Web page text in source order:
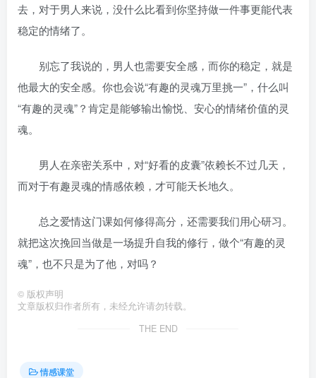
去，对于男人来说，没什么比看到你坚持做一件事更能代表
稳定的情绪了。
别忘了我说的，男人也需要安全感，而你的稳定，就是
他最大的安全感。你也会说“有趣的灵魂万里挑一”，什么叫
“有趣的灵魂”？肯定是能够输出愉悦、安心的情绪价值的灵
魂。
男人在亲密关系中，对“好看的皮囊”依赖长不过几天，
而对于有趣灵魂的情感依赖，才可能天长地久。
总之爱情这门课如何修得高分，还需要我们用心研习。
就把这次挽回当做是一场提升自我的修行，做个“有趣的灵
魂”，也不只是为了他，对吗？
© 版权声明
文章版权归作者所有，未经允许请勿转载。
THE END
情感课堂